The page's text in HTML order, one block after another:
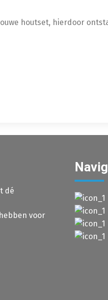
houtset, hierdoor
dé
voor